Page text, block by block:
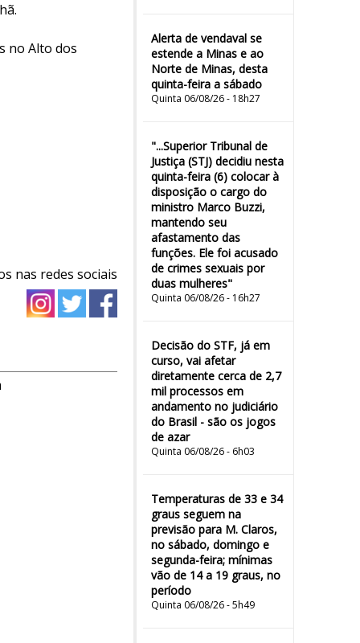
Alerta de vendaval se
estende a Minas e ao
Norte de Minas, desta
quinta-feira a sábado
Quinta 06/08/26 - 18h27
"...Superior Tribunal de
Justiça (STJ) decidiu nesta
quinta-feira (6) colocar à
disposição o cargo do
ministro Marco Buzzi,
mantendo seu
afastamento das
funções. Ele foi acusado
de crimes sexuais por
duas mulheres"
Quinta 06/08/26 - 16h27
Decisão do STF, já em
curso, vai afetar
diretamente cerca de 2,7
mil processos em
andamento no judiciário
do Brasil - são os jogos
de azar
Quinta 06/08/26 - 6h03
Temperaturas de 33 e 34
graus seguem na
previsão para M. Claros,
no sábado, domingo e
segunda-feira; mínimas
vão de 14 a 19 graus, no
período
Quinta 06/08/26 - 5h49
no Alto dos
nas redes sociais